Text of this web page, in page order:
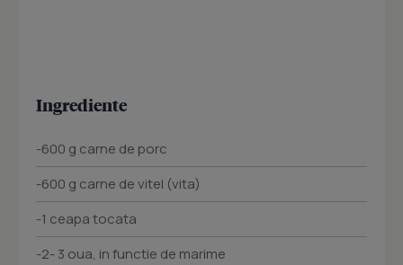
Ingrediente
-600 g carne de porc
-600 g carne de vitel (vita)
-1 ceapa tocata
-2- 3 oua, in functie de marime